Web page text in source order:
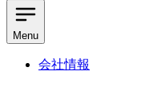
Menu
会社情報